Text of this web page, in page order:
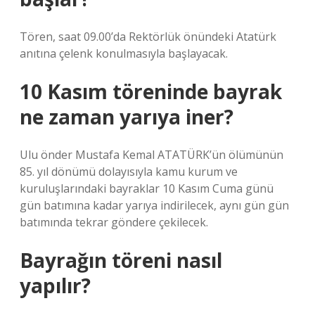
Tören, saat 09.00’da Rektörlük önündeki Atatürk
anıtına çelenk konulmasıyla başlayacak.
10 Kasım töreninde bayrak
ne zaman yarıya iner?
Ulu önder Mustafa Kemal ATATÜRK’ün ölümünün
85. yıl dönümü dolayısıyla kamu kurum ve
kuruluşlarındaki bayraklar 10 Kasım Cuma günü
gün batımına kadar yarıya indirilecek, aynı gün gün
batımında tekrar göndere çekilecek.
Bayrağın töreni nasıl
yapılır?